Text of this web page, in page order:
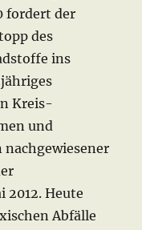
fordert der
des
ins
Kreis-
und
nachgewiesener
2012. Heute
Abfälle